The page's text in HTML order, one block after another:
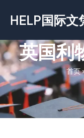
容
HELP国际文
英国利
首页